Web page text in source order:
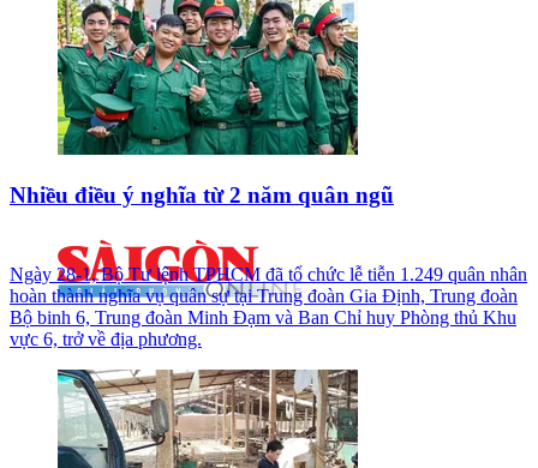
Nhiều điều ý nghĩa từ 2 năm quân ngũ
Ngày 28-1, Bộ Tư lệnh TPHCM đã tổ chức lễ tiễn 1.249 quân nhân
hoàn thành nghĩa vụ quân sự tại Trung đoàn Gia Định, Trung đoàn
Bộ binh 6, Trung đoàn Minh Đạm và Ban Chỉ huy Phòng thủ Khu
vực 6, trở về địa phương.